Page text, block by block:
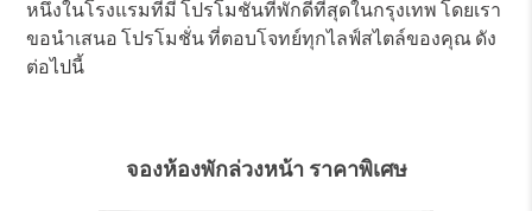
หนึ่งในโรงแรมที่มี โปรโมชั่นที่พักดีที่สุดในกรุงเทพ โดยเรา
ขอนำเสนอ โปรโมชั่น ที่ตอบโจทย์ทุกไลฟ์สไตล์ของคุณ ดัง
ต่อไปนี้
จองห้องพักล่วงหน้า ราคาพิเศษ